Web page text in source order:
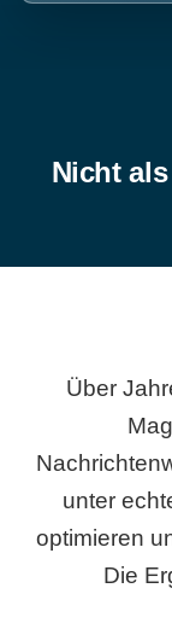
Nicht
Über
unter
optimieren
Die